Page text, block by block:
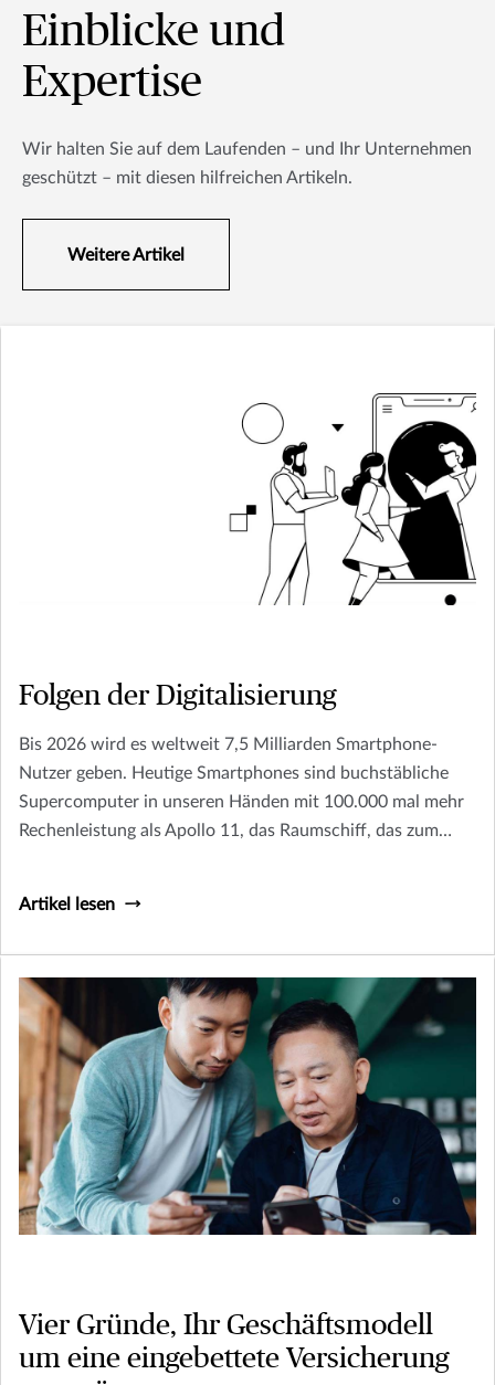
Einblicke und
Expertise
Wir halten Sie auf dem Laufenden – und Ihr Unternehmen
geschützt – mit diesen hilfreichen Artikeln.
Weitere Artikel
Folgen der Digitalisierung
Bis 2026 wird es weltweit 7,5 Milliarden Smartphone-
Nutzer geben. Heutige Smartphones sind buchstäbliche
Supercomputer in unseren Händen mit 100.000 mal mehr
Rechenleistung als Apollo 11, das Raumschiff, das zum
Artikel lesen
Vier Gründe, Ihr Geschäftsmodell
um eine eingebettete Versicherung